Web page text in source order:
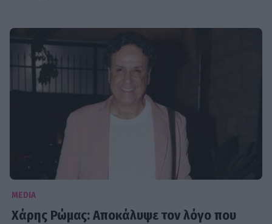
MEDIA
Χάρης Ρώμας: Αποκάλυψε τον λόγο που